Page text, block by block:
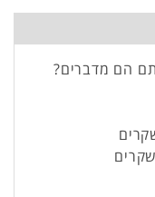
הם מדברים?